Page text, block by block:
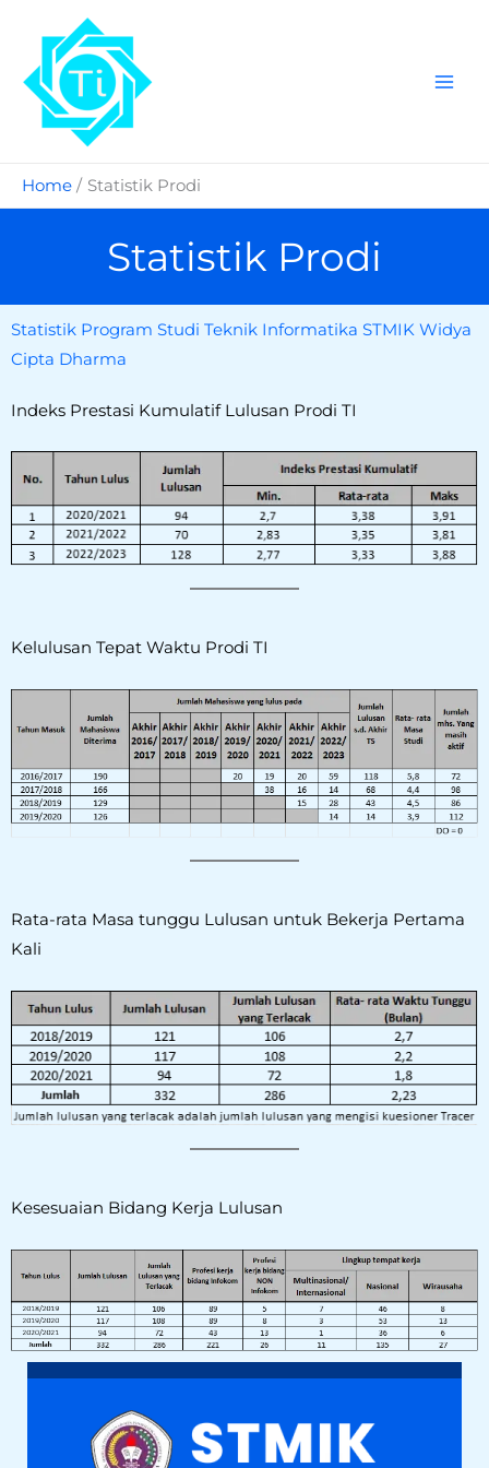
content
Home Statistik Prodi
Statistik Prodi
Statistik Program Studi Teknik Informatika STMIK Widya
Cipta Dharma
Indeks Prestasi Kumulatif Lulusan Prodi TI
Kelulusan Tepat Waktu Prodi TI
Rata-rata Masa tunggu Lulusan untuk Bekerja Pertama
Kali
Kesesuaian Bidang Kerja Lulusan